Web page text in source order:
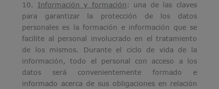
10. Información y formación: una de las claves
para garantizar la protección de los datos
personales es la formación e información que se
facilite al personal involucrado en el tratamiento
de los mismos. Durante el ciclo de vida de la
información, todo el personal con acceso a los
datos será convenientemente formado e
informado acerca de sus obligaciones en relación